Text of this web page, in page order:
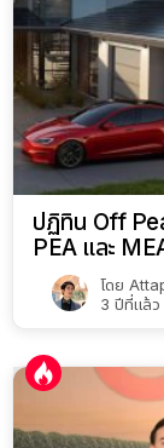
ปฏิทิน Off
PEA และ
โดย
3 ปีที่แล้ว